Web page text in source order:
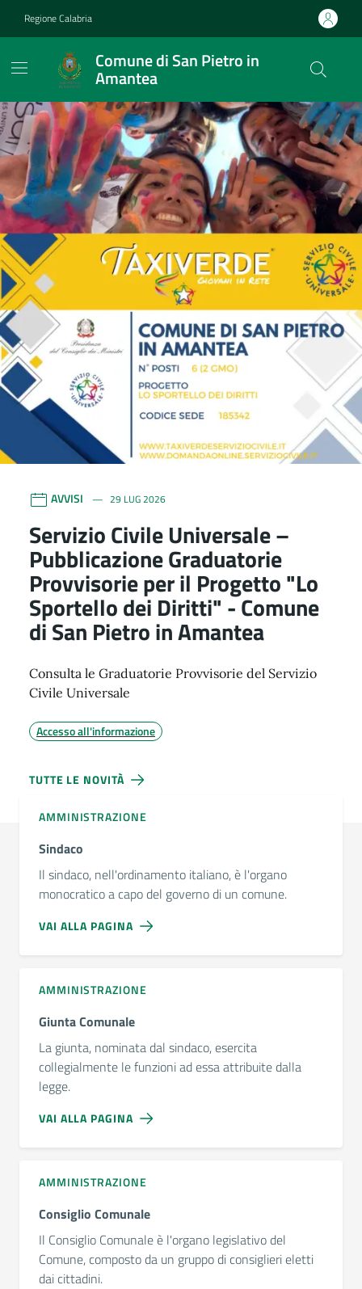
Regione Calabria
Comune di San Pietro in
Amantea
Comune di San Pietro in
Contenuti in evidenza
AVVISI 29 LUG 2026
Servizio Civile Universale –
Pubblicazione Graduatorie
Provvisorie per il Progetto "Lo
Sportello dei Diritti" - Comune
di San Pietro in Amantea
Consulta le Graduatorie Provvisorie del Servizio
Civile Universale
Accesso all'informazione
TUTTE LE NOVITÀ
AMMINISTRAZIONE
Sindaco
Il sindaco, nell'ordinamento italiano, è l'organo
monocratico a capo del governo di un comune.
VAI ALLA PAGINA
AMMINISTRAZIONE
Giunta Comunale
La giunta, nominata dal sindaco, esercita
collegialmente le funzioni ad essa attribuite dalla
legge.
VAI ALLA PAGINA
AMMINISTRAZIONE
Consiglio Comunale
Il Consiglio Comunale è l'organo legislativo del
Comune, composto da un gruppo di consiglieri eletti
dai cittadini.